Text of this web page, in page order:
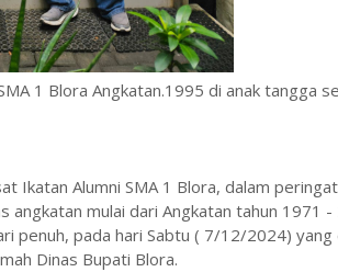
1 Blora Angkatan.1995 di anak tangga
Ikatan Alumni SMA 1 Blora, dalam
angkatan mulai dari Angkatan tahun 1971
penuh, pada hari Sabtu ( 7/12/2024) yang
Dinas Bupati Blora.